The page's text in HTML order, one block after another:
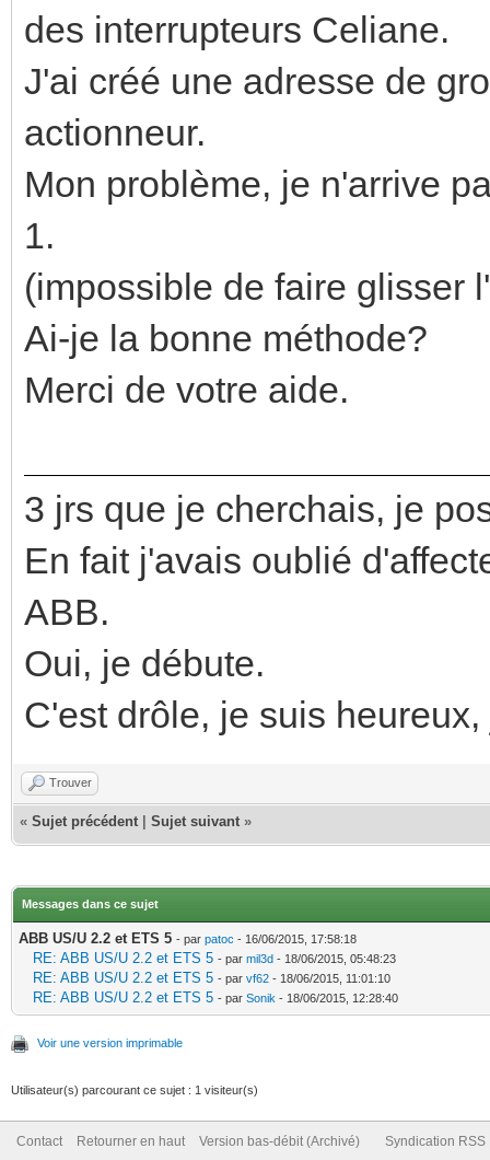
des interrupteurs Celiane.
J'ai créé une adresse de
actionneur.
Mon problème, je n'arrive
1.
(impossible de faire glisser
Ai-je la bonne méthode?
Merci de votre aide.
3 jrs que je cherchais, je
En fait j'avais oublié
ABB.
Oui, je débute.
C'est drôle, je suis
Trouver
« Sujet précédent Sujet suivant »
Messages dans ce sujet
ABB US/U 2.2 et ETS 5 - par patoc - 16/06/2015, 17:58:18
RE: ABB US/U 2.2 et ETS 5 - par mil3d - 18/06/2015, 05:48:23
RE: ABB US/U 2.2 et ETS 5 - par vf62 - 18/06/2015, 11:01:10
RE: ABB US/U 2.2 et ETS 5 - par Sonik - 18/06/2015, 12:28:40
Voir une version imprimable
Utilisateur(s) parcourant ce sujet : 1 visiteur(s)
Contact Retourner en haut Version bas-débit (Archivé) Syndication RSS